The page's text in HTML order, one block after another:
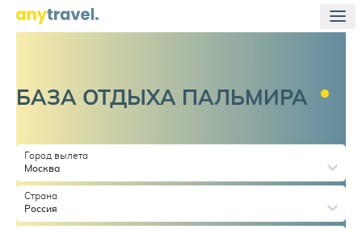
БАЗА ОТДЫХА ПАЛЬМИРА
Город вылета
Москва
Страна
Россия